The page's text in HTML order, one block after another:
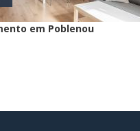
em Poblenou